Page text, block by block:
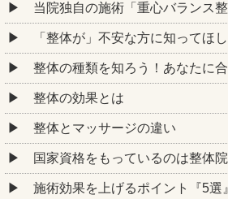
当院独自の施術「重心バランス
「整体が」不安な方に知ってほ
整体の種類を知ろう！あなたに
整体の効果とは
整体とマッサージの違い
国家資格をもっているのは整体
施術効果を上げるポイント『5選』